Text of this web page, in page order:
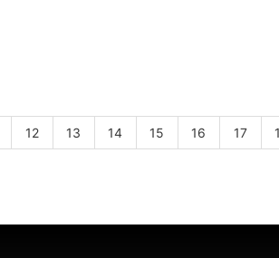
12 13 14 15 16 17